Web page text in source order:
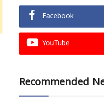
Facebook
YouTube
Recommended